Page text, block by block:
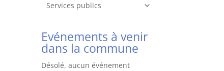
Services publics
Evénements à venir
dans la commune
Désolé, aucun événement